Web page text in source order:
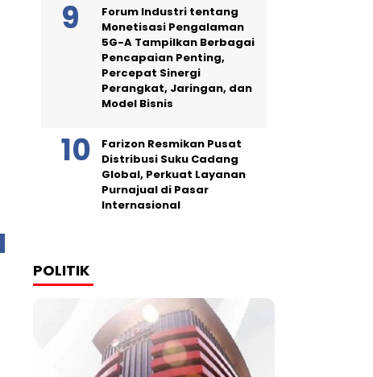
Forum Industri tentang
Monetisasi Pengalaman
5G-A Tampilkan Berbagai
Pencapaian Penting,
Percepat Sinergi
Perangkat, Jaringan, dan
Model Bisnis
Farizon Resmikan Pusat
Distribusi Suku Cadang
Global, Perkuat Layanan
Purnajual di Pasar
Internasional
POLITIK